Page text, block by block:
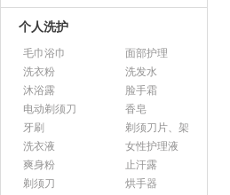
个人洗护
毛巾浴巾
面部护理
洗衣粉
洗发水
沐浴露
脸手霜
电动剃须刀
香皂
牙刷
剃须刀片、架
洗衣液
女性护理液
爽身粉
止汗露
剃须刀
烘手器